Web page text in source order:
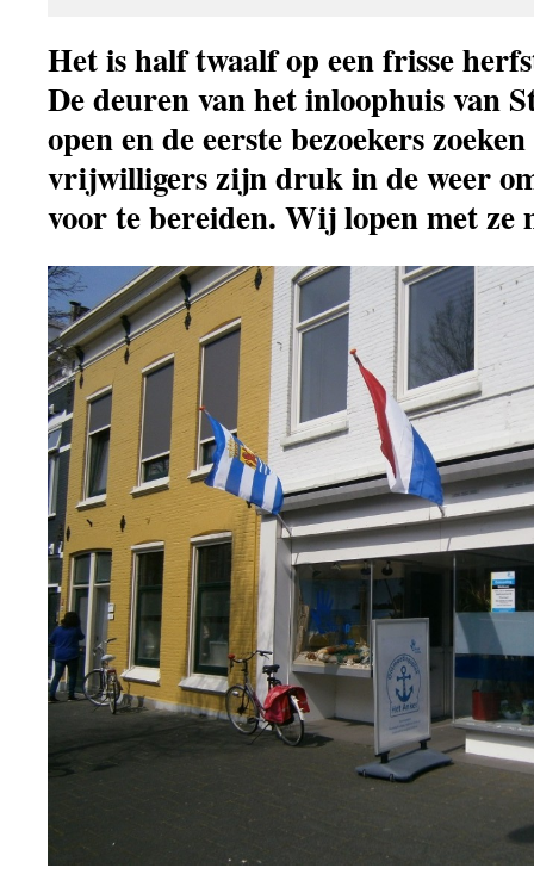
Het is half twaalf op een frisse
De deuren van het inloophuis van
open en de eerste bezoekers
vrijwilligers zijn druk in de weer
voor te bereiden. Wij lopen met ze